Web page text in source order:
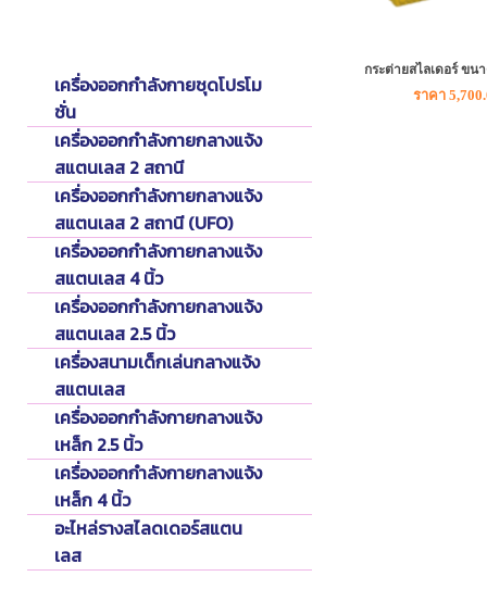
เครื่องออกกำลังกายชุดโปรโม
ชั่น
เครื่องออกกำลังกายกลางแจ้ง
สแตนเลส 2 สถานี
เครื่องออกกำลังกายกลางแจ้ง
สแตนเลส 2 สถานี (UFO)
เครื่องออกกำลังกายกลางแจ้ง
สแตนเลส 4 นิ้ว
เครื่องออกกำลังกายกลางแจ้ง
สแตนเลส 2.5 นิ้ว
เครื่องสนามเด็กเล่นกลางแจ้ง
สแตนเลส
เครื่องออกกำลังกายกลางแจ้ง
เหล็ก 2.5 นิ้ว
เครื่องออกกำลังกายกลางแจ้ง
เหล็ก 4 นิ้ว
อะไหล่รางสไลดเดอร์สแตน
เลส
กระต่ายสไลเดอร์ ขนา
ราคา